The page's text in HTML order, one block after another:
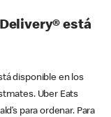
está
disponible en los
Uber Eats
para ordenar. Para